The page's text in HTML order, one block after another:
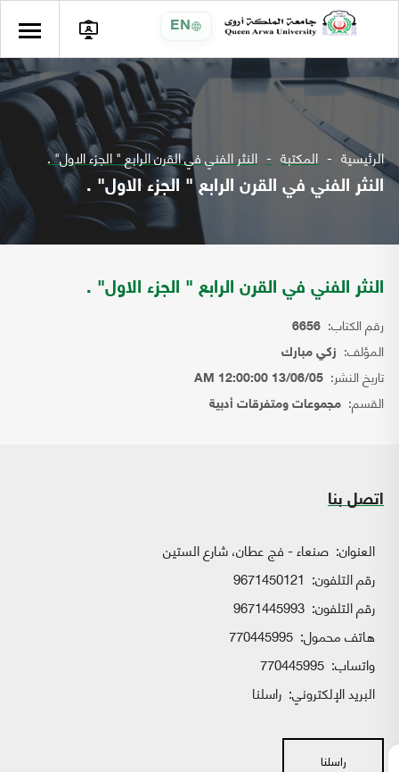
EN
الرئيسية المكتبة النثر الفني في القرن الرابع " الجزء الاول" .
النثر الفني في القرن الرابع " الجزء الاول" .
النثر الفني في القرن الرابع " الجزء الاول" .
رقم الكتاب: 6656
المؤلف: زكي مبارك
تاريخ النشر: 13/06/05 12:00:00 AM
القسم: مجموعات ومتفرقات أدبية
اتصل بنا
العنوان: صنعاء - فج عطان، شارع الستين
رقم التلفون: 9671450121
رقم التلفون: 9671445993
هاتف محمول: 770445995
واتساب:
البريد الإلكتروني: راسلنا
راسلنا